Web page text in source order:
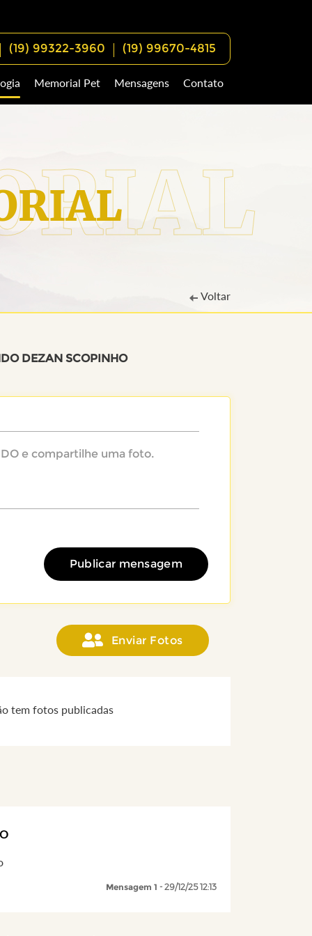
(19) 99322-3960 (19) 99670-4815
Memorial Pet Mensagens Contato
Voltar
DEZAN SCOPINHO
Publicar mensagem
Enviar Fotos
tem fotos publicadas
Mensagem 1 - 29/12/25 12:13